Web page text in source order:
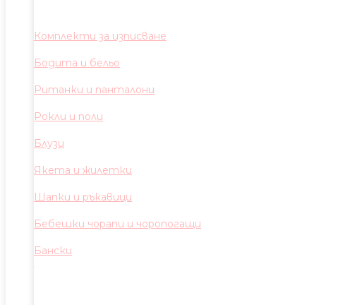
Комплекти за изписване
Бодита и бельо
Ританки и панталони
Рокли и поли
Блузи
Якета и жилетки
Шапки и ръкавици
Бебешки чорапи и чоропогащи
Бански